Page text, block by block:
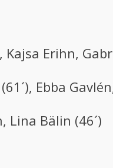
Kajsa Erihn,
Ebba
Lina Bälin (46´)